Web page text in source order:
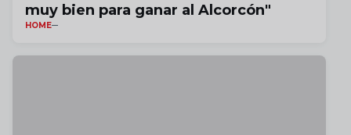
muy bien para ganar al Alcorcón"
HOME